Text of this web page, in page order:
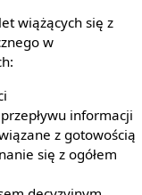
wiążących się z
w
informacji
z gotowością
się z ogółem